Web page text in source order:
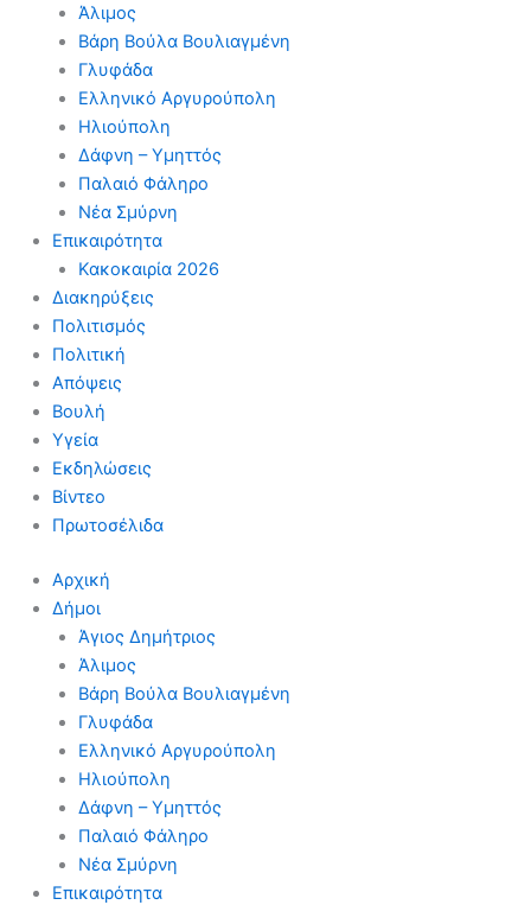
Άλιμος
Βάρη Βούλα Βουλιαγμένη
Γλυφάδα
Ελληνικό Αργυρούπολη
Ηλιούπολη
Δάφνη – Υμηττός
Παλαιό Φάληρο
Νέα Σμύρνη
Επικαιρότητα
Κακοκαιρία 2026
Διακηρύξεις
Πολιτισμός
Πολιτική
Απόψεις
Βουλή
Υγεία
Εκδηλώσεις
Βίντεο
Πρωτοσέλιδα
Αρχική
Δήμοι
Άγιος Δημήτριος
Άλιμος
Βάρη Βούλα Βουλιαγμένη
Γλυφάδα
Ελληνικό Αργυρούπολη
Ηλιούπολη
Δάφνη – Υμηττός
Παλαιό Φάληρο
Νέα Σμύρνη
Επικαιρότητα